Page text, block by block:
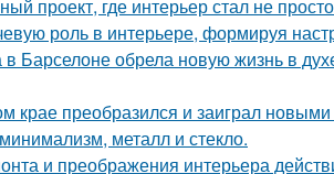
проект, где интерьер стал не
роль в интерьере, формируя
Барселоне обрела новую жизнь в
крае преобразился и заиграл новыми
металл и стекло.
и преображения интерьера